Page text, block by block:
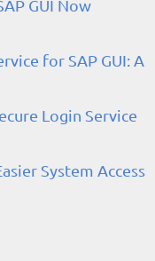
GUI Now
for SAP GUI: A
Login Service
System Access